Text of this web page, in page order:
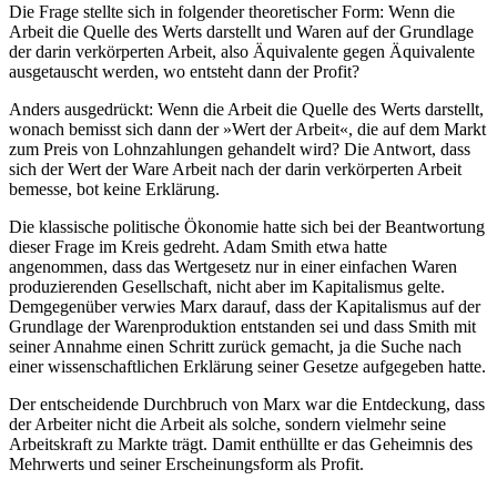
Die Frage stellte sich in folgender theoretischer Form: Wenn die
Arbeit die Quelle des Werts darstellt und Waren auf der Grundlage
der darin verkörperten Arbeit, also Äquivalente gegen Äquivalente
ausgetauscht werden, wo entsteht dann der Profit?
Anders ausgedrückt: Wenn die Arbeit die Quelle des Werts darstellt,
wonach bemisst sich dann der »Wert der Arbeit«, die auf dem Markt
zum Preis von Lohnzahlungen gehandelt wird? Die Antwort, dass
sich der Wert der Ware Arbeit nach der darin verkörperten Arbeit
bemesse, bot keine Erklärung.
Die klassische politische Ökonomie hatte sich bei der Beantwortung
dieser Frage im Kreis gedreht. Adam Smith etwa hatte
angenommen, dass das Wertgesetz nur in einer einfachen Waren
produzierenden Gesellschaft, nicht aber im Kapitalismus gelte.
Demgegenüber verwies Marx darauf, dass der Kapitalismus auf der
Grundlage der Warenproduktion entstanden sei und dass Smith mit
seiner Annahme einen Schritt zurück gemacht, ja die Suche nach
einer wissenschaftlichen Erklärung seiner Gesetze aufgegeben hatte.
Der entscheidende Durchbruch von Marx war die Entdeckung, dass
der Arbeiter nicht die Arbeit als solche, sondern vielmehr seine
Arbeitskraft zu Markte trägt. Damit enthüllte er das Geheimnis des
Mehrwerts und seiner Erscheinungsform als Profit.